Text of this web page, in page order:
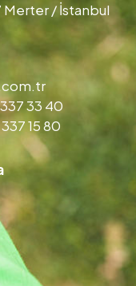
Merter / İstanbul
33 40
15 80